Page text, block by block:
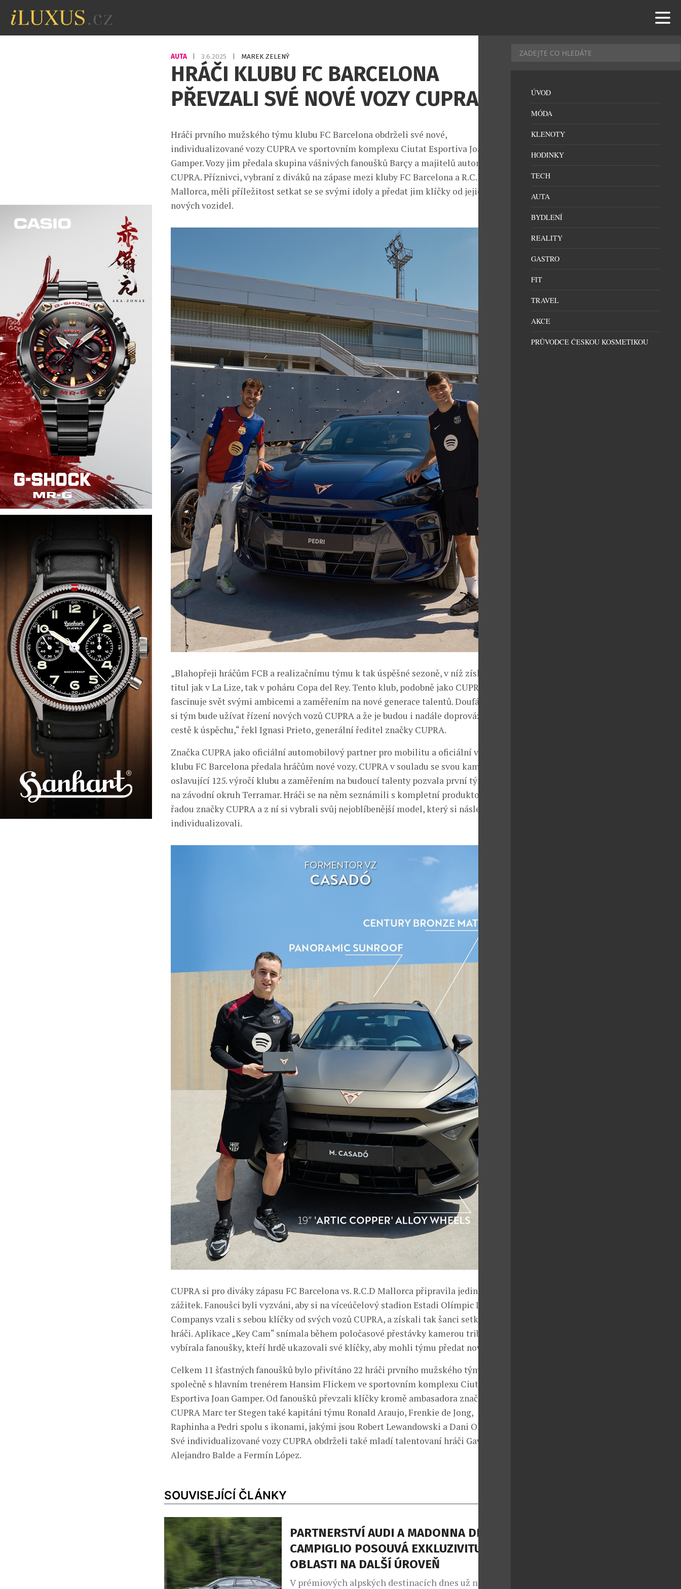
AUTA 3.6.2025 MAREK ZELENÝ
HRÁČI KLUBU FC BARCELONA
PŘEVZALI SVÉ NOVÉ VOZY CUPRA
Hráči prvního mužského týmu klubu FC Barcelona obdrželi své nové,
individualizované vozy CUPRA ve sportovním komplexu Ciutat Esportiva Joan
Gamper. Vozy jim předala skupina vášnivých fanoušků Barçy a majitelů automobilů
CUPRA. Příznivci, vybraní z diváků na zápase mezi kluby FC Barcelona a R.C.D
Mallorca, měli příležitost setkat se se svými idoly a předat jim klíčky od jejich
nových vozidel.
„Blahopřeji hráčům FCB a realizačnímu týmu k tak úspěšné sezoně, v níž získali
titul jak v La Lize, tak v poháru Copa del Rey. Tento klub, podobně jako CUPRA,
fascinuje svět svými ambicemi a zaměřením na nové generace talentů. Doufáme, že
si tým bude užívat řízení nových vozů CUPRA a že je budou i nadále doprovázet na
cestě k úspěchu,“ řekl Ignasi Prieto, generální ředitel značky CUPRA.
Značka CUPRA jako oficiální automobilový partner pro mobilitu a oficiální vůz
klubu FC Barcelona předala hráčům nové vozy. CUPRA v souladu se svou kampaní
oslavující 125. výročí klubu a zaměřením na budoucí talenty pozvala první tým mužů
na závodní okruh Terramar. Hráči se na něm seznámili s kompletní produktovou
řadou značky CUPRA a z ní si vybrali svůj nejoblíbenější model, který si následně
individualizovali.
CUPRA si pro diváky zápasu FC Barcelona vs. R.C.D Mallorca připravila jedinečný
zážitek. Fanoušci byli vyzváni, aby si na víceúčelový stadion Estadi Olímpic Lluís
Companys vzali s sebou klíčky od svých vozů CUPRA, a získali tak šanci setkat se s
hráči. Aplikace „Key Cam“ snímala během poločasové přestávky kamerou tribuny a
vybírala fanoušky, kteří hrdě ukazovali své klíčky, aby mohli týmu předat nové vozy.
Celkem 11 šťastných fanoušků bylo přivítáno 22 hráči prvního mužského týmu
společně s hlavním trenérem Hansim Flickem ve sportovním komplexu Ciutat
Esportiva Joan Gamper. Od fanoušků převzali klíčky kromě ambasadora značky
CUPRA Marc ter Stegen také kapitáni týmu Ronald Araujo, Frenkie de Jong,
Raphinha a Pedri spolu s ikonami, jakými jsou Robert Lewandowski a Dani Olmo.
Své individualizované vozy CUPRA obdrželi také mladí talentovaní hráči Gavi,
Alejandro Balde a Fermín López.
SOUVISEJÍCÍ ČLÁNKY
PARTNERSTVÍ AUDI A MADONNA DI
CAMPIGLIO POSOUVÁ EXKLUZIVITU
OBLASTI NA DALŠÍ ÚROVEŇ
V prémiových alpských destinacích dnes už nejde
ÚVOD
MÓDA
KLENOTY
HODINKY
TECH
AUTA
BYDLENÍ
REALITY
GASTRO
FIT
TRAVEL
AKCE
PRŮVODCE ČESKOU KOSMETIKOU